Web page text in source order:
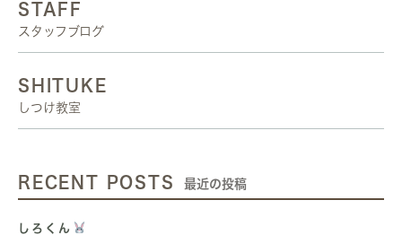
STAFF
スタッフブログ
SHITUKE
しつけ教室
RECENT POSTS 最近の投稿
しろくん